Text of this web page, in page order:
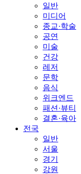
일반
미디어
종교·학술
공연
미술
건강
레저
문학
음식
위크엔드
패션·뷰티
결혼·육아
전국
일반
서울
경기
강원